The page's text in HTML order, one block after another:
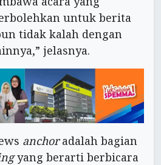
untuk berita
tidak kalah dengan
jelasnya.
anchoradalah bagian
yang berarti berbicara